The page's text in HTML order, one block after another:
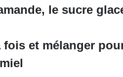
le sucre
et mélanger